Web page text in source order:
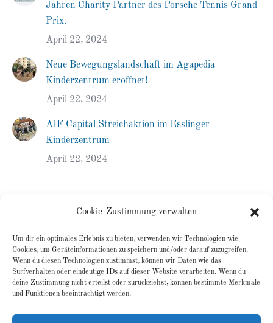
Cookie-Zustimmung verwalten
Um dir ein optimales Erlebnis zu bieten, verwenden wir Technologien wie
Cookies, um Geräteinformationen zu speichern und/oder darauf zuzugreifen.
Wenn du diesen Technologien zustimmst, können wir Daten wie das
Surfverhalten oder eindeutige IDs auf dieser Website verarbeiten. Wenn du
deine Zustimmung nicht erteilst oder zurückziehst, können bestimmte Merkmale
und Funktionen beeinträchtigt werden.
Jahren Charity Partner des Porsche Tennis Grand
Prix.
April 22, 2024
Neue Bewegungslandschaft im Agapedia
Kinderzentrum eröffnet!
April 22, 2024
AIF Capital Streichaktion im Esslinger
Kinderzentrum
April 22, 2024
Agapedia Bulgarien
Agapedia Deutschland
Agapedia Republik Moldau